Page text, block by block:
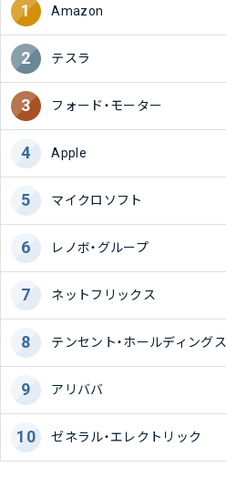
Amazon
テスラ
フォード・モーター
Apple
マイクロソフト
レノボ・グループ
ネットフリックス
テンセント・ホールディングス
アリババ
ゼネラル・エレクトリック